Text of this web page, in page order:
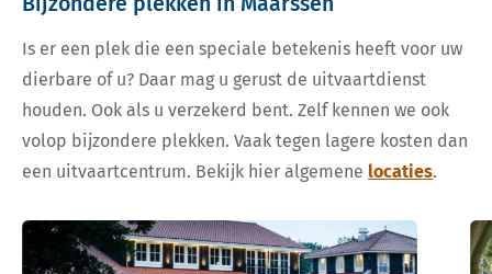
Is er een plek die een speciale betekenis heeft voor uw
dierbare of u? Daar mag u gerust de uitvaartdienst
houden. Ook als u verzekerd bent. Zelf kennen we ook
volop bijzondere plekken. Vaak tegen lagere kosten dan
een uitvaartcentrum. Bekijk hier algemene locaties.